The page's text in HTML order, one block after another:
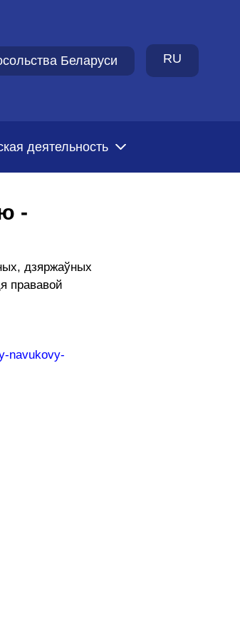
Беларуси RU
деятельность
-
дзяржаўных
прававой
navukovy-